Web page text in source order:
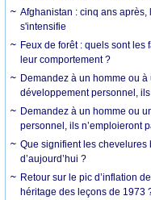
Afghanistan : cinq ans
s'intensifie
Feux de forêt : quels sont
leur comportement ?
Demandez à un homme ou
développement personnel,
Demandez à un homme ou
personnel, ils n’emploieront
Que signifient les chevelures
d’aujourd’hui ?
Retour sur le pic d’inflation
héritage des leçons de 1973